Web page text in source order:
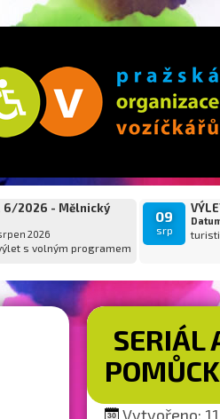
6/2026 - Mělnický
2026
s volným programem
09
srp
SERIÁL
Vytvořeno: